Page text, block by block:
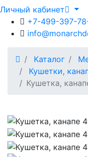
Личный кабинет
+7-499-397-
Каталог
Кушетки,
Кушетка,